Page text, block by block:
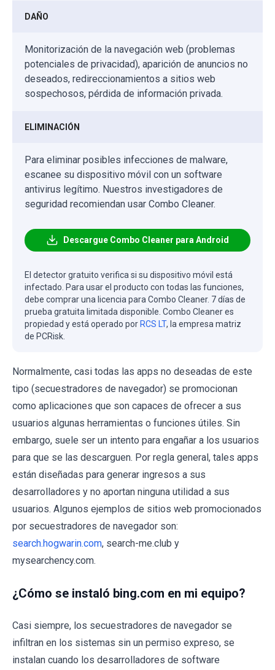
DAÑO
Monitorización de la navegación web (problemas
potenciales de privacidad), aparición de anuncios no
deseados, redireccionamientos a sitios web
sospechosos, pérdida de información privada.
ELIMINACIÓN
Para eliminar posibles infecciones de malware,
escanee su dispositivo móvil con un software
antivirus legítimo. Nuestros investigadores de
seguridad recomiendan usar Combo Cleaner.
Descargue Combo Cleaner para Android
El detector gratuito verifica si su dispositivo móvil está
infectado. Para usar el producto con todas las funciones,
debe comprar una licencia para Combo Cleaner. 7 días de
prueba gratuita limitada disponible. Combo Cleaner es
propiedad y está operado por RCS LT, la empresa matriz
de PCRisk.
Normalmente, casi todas las apps no deseadas de este
tipo (secuestradores de navegador) se promocionan
como aplicaciones que son capaces de ofrecer a sus
usuarios algunas herramientas o funciones útiles. Sin
embargo, suele ser un intento para engañar a los usuarios
para que se las descarguen. Por regla general, tales apps
están diseñadas para generar ingresos a sus
desarrolladores y no aportan ninguna utilidad a sus
usuarios. Algunos ejemplos de sitios web promocionados
por secuestradores de navegador son:
search.hogwarin.com, search-me.club y
mysearchency.com.
¿Cómo se instaló bing.com en mi equipo?
Casi siempre, los secuestradores de navegador se
infiltran en los sistemas sin un permiso expreso, se
instalan cuando los desarrolladores de software